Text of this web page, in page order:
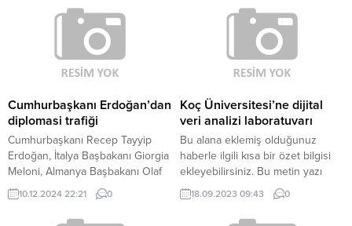
Cumhurbaşkanı Erdoğan’dan
diplomasi trafiği
Cumhurbaşkanı Recep Tayyip
Erdoğan, İtalya Başbakanı Giorgia
Meloni, Almanya Başbakanı Olaf
Scholz ve Avrupa Komisyonu
Başkanı Ursula von der Leyen ile
telefonda görüştü. Yapılan
10.12.2024 22:21 0
Koç Üniversitesi’ne dijital
veri analizi laboratuvarı
Bu alana eklemiş olduğunuz
haberle ilgili kısa bir özet bilgisi
ekleyebilirsiniz. Bu metin yazı
düzenleme sayfasında “Özet”
bölümünden eklenebilir. Özet
eklenmişse başlık altında kalın
18.09.2023 09:43 0